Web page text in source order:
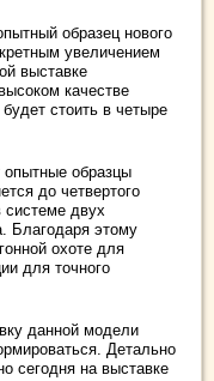
образец нового
увеличением
выставке
качестве
стоить в четыре
опытные образцы
до четвертого
системе двух
Благодаря этому
охоте для
для точного
данной модели
Детально
сегодня на выставке